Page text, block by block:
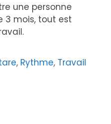
une personne
3 mois, tout est
, Rythme, Travail